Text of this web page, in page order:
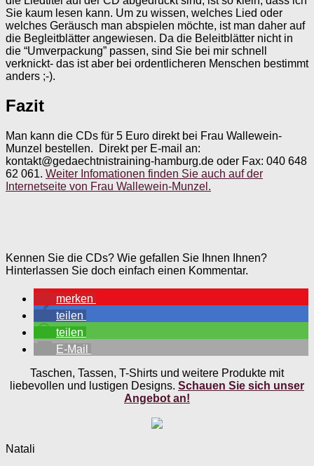
Sie kaum lesen kann. Um zu wissen, welches Lied oder
welches Geräusch man abspielen möchte, ist man daher auf
die Begleitblätter angewiesen. Da die Beleitblätter nicht in
die “Umverpackung” passen, sind Sie bei mir schnell
verknickt- das ist aber bei ordentlicheren Menschen bestimmt
anders ;-).
Fazit
Man kann die CDs für 5 Euro direkt bei Frau Wallewein-
Munzel bestellen. Direkt per E-mail an:
kontakt@gedaechtnistraining-hamburg.de oder Fax: 040 648
62 061. Weiter Infomationen finden Sie auch auf der
Internetseite von Frau Wallewein-Munzel.
Kennen Sie die CDs? Wie gefallen Sie Ihnen Ihnen?
Hinterlassen Sie doch einfach einen Kommentar.
merken
teilen
teilen
E-Mail
Taschen, Tassen, T-Shirts und weitere Produkte mit
liebevollen und lustigen Designs. Schauen Sie sich unser
Angebot an!
Natali